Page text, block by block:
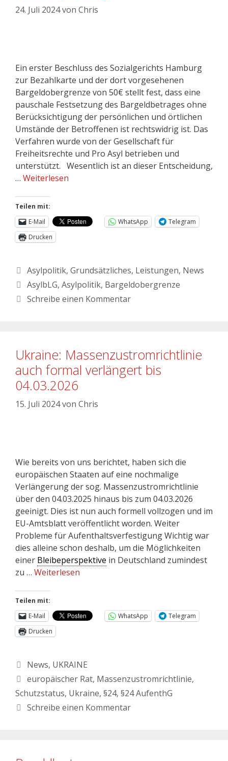
24. Juli 2024von Chris
Ein erster Beschluss des Sozialgerichts Hamburg
zur Bezahlkarte und der dort vorgesehenen
Bargeldobergrenze von 50€ stellt fest, dass eine
pauschale Festsetzung des Bargeldbetrages ohne
Berücksichtigung der persönlichen und örtlichen
Umstände der Betroffenen ist rechtswidrig ist. Das
Verfahren wurde von der Gesellschaft für
Freiheitsrechte und Pro Asyl betrieben und
unterstützt. Wesentlich ist an dieser Entscheidung,
… Weiterlesen
Teilen mit:
E-Mail
WhatsApp
Telegram
Drucken
Asylpolitik, Grundsätzliches, Leistungen, News
AsylbLG, Asylpolitik, Bargeldobergrenze
Schreibe einen Kommentar
Ukraine: Massenzustromrichtlinie
auch formal verlängert bis
04.03.2026
15. Juli 2024von Chris
Wie bereits von uns berichtet, haben sich die
europäischen Staaten auf eine nochmalige
Verlängerung der sog. Massenzustromrichtlinie
über den 04.03.2025 hinaus bis zum 04.03.2026
geeinigt. Dies ist nun auch formell vollzogen und im
EU-Amtsblatt veröffentlicht worden. Weiter
Probleme für Aufenthaltsverfestigung Wichtig war
dies alleine schon deshalb, um die Möglichkeiten
einer Bleibeperspektive in Deutschland zumindest
zu … Weiterlesen
Teilen mit:
E-Mail
WhatsApp
Telegram
Drucken
News, UKRAINE
europäischer Rat, Massenzustromrichtlinie,
Schutzstatus, Ukraine, §24, §24 AufenthG
Schreibe einen Kommentar